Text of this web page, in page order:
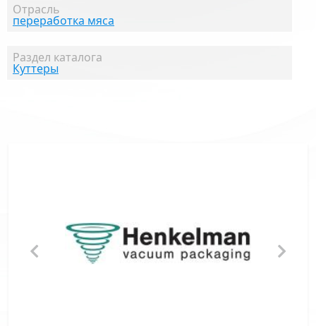
Отрасль
переработка мяса
Раздел каталога
Куттеры